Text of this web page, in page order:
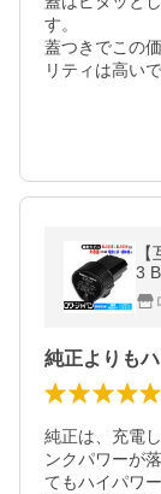
す。
蓋つきでこの
リティは高いで
3
ド
純正は、充電
ンクパワーが
てもハイパワー